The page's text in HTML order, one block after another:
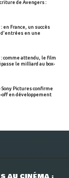
de Avengers :
en France, un succès
d'entrées en une
: comme attendu, le film
le milliard au box-
Pictures confirme
off en développement